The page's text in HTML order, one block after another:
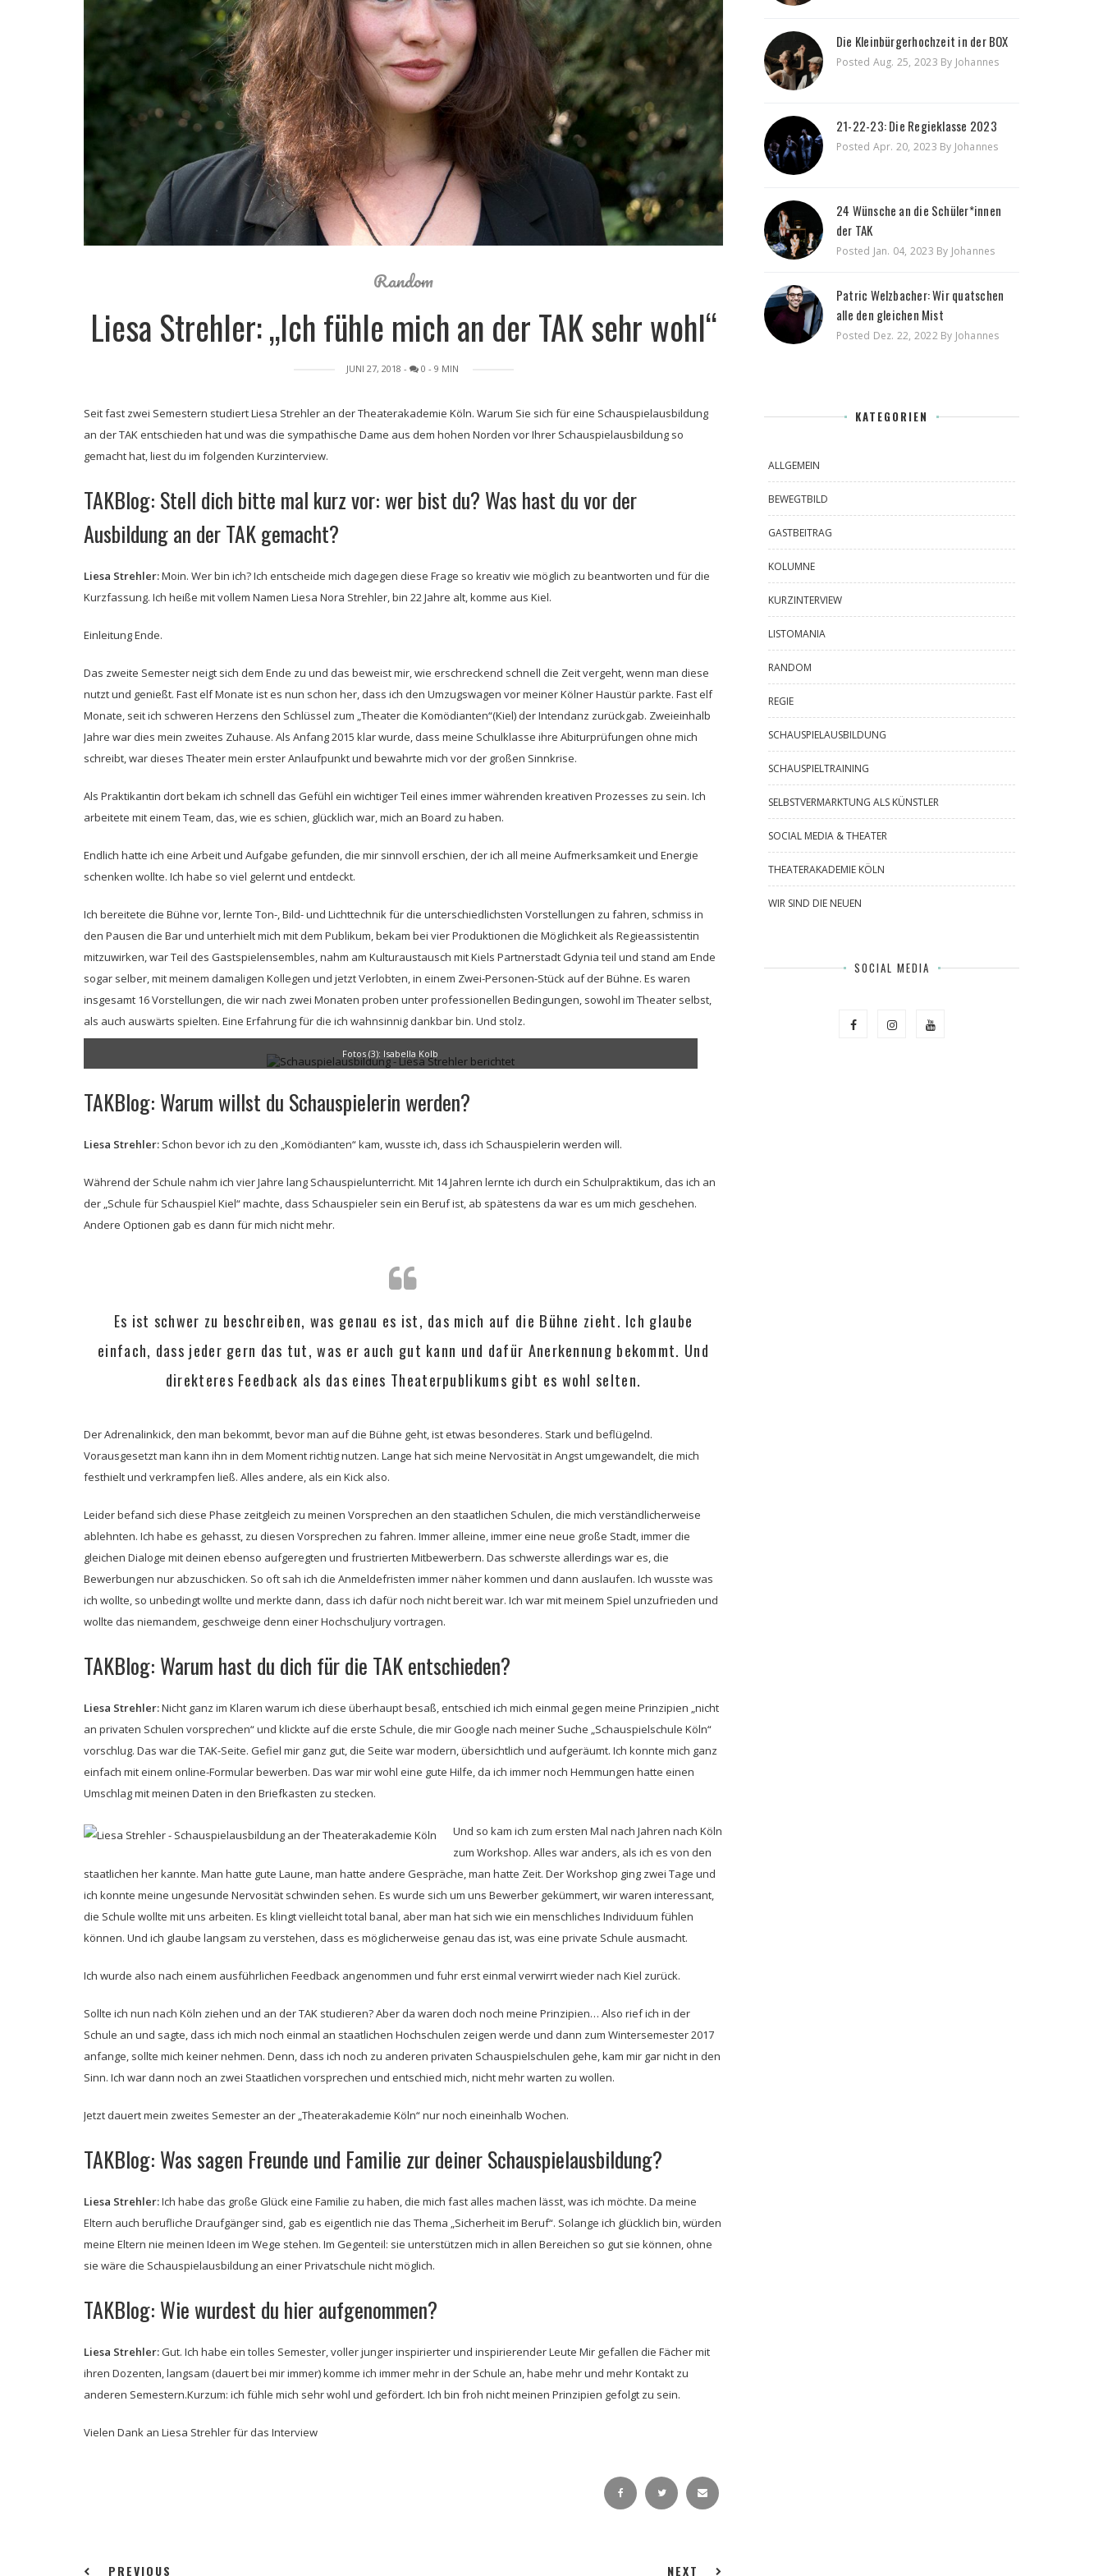
Random
Liesa Strehler: „Ich fühle mich an der TAK sehr wohl“
JUNI 27, 2018 - 0 - 9 MIN
Seit fast zwei Semestern studiert Liesa Strehler an der Theaterakademie Köln. Warum Sie sich für eine Schauspielausbildung
an der TAK entschieden hat und was die sympathische Dame aus dem hohen Norden vor Ihrer Schauspielausbildung so
gemacht hat, liest du im folgenden Kurzinterview.
TAKBlog: Stell dich bitte mal kurz vor: wer bist du? Was hast du vor der
Ausbildung an der TAK gemacht?
Liesa Strehler:Moin. Wer bin ich? Ich entscheide mich dagegen diese Frage so kreativ wie möglich zu beantworten und für die
Kurzfassung. Ich heiße mit vollem Namen Liesa Nora Strehler, bin 22 Jahre alt, komme aus Kiel.
Einleitung Ende.
Das zweite Semester neigt sich dem Ende zu und das beweist mir, wie erschreckend schnell die Zeit vergeht, wenn man diese
nutzt und genießt. Fast elf Monate ist es nun schon her, dass ich den Umzugswagen vor meiner Kölner Haustür parkte. Fast elf
Monate, seit ich schweren Herzens den Schlüssel zum „Theater die Komödianten“(Kiel) der Intendanz zurückgab. Zweieinhalb
Jahre war dies mein zweites Zuhause. Als Anfang 2015 klar wurde, dass meine Schulklasse ihre Abiturprüfungen ohne mich
schreibt, war dieses Theater mein erster Anlaufpunkt und bewahrte mich vor der großen Sinnkrise.
Als Praktikantin dort bekam ich schnell das Gefühl ein wichtiger Teil eines immer währenden kreativen Prozesses zu sein. Ich
arbeitete mit einem Team, das, wie es schien, glücklich war, mich an Board zu haben.
Endlich hatte ich eine Arbeit und Aufgabe gefunden, die mir sinnvoll erschien, der ich all meine Aufmerksamkeit und Energie
schenken wollte. Ich habe so viel gelernt und entdeckt.
Ich bereitete die Bühne vor, lernte Ton-, Bild- und Lichttechnik für die unterschiedlichsten Vorstellungen zu fahren, schmiss in
den Pausen die Bar und unterhielt mich mit dem Publikum, bekam bei vier Produktionen die Möglichkeit als Regieassistentin
mitzuwirken, war Teil des Gastspielensembles, nahm am Kulturaustausch mit Kiels Partnerstadt Gdynia teil und stand am Ende
sogar selber, mit meinem damaligen Kollegen und jetzt Verlobten, in einem Zwei-Personen-Stück auf der Bühne. Es waren
insgesamt 16 Vorstellungen, die wir nach zwei Monaten proben unter professionellen Bedingungen, sowohl im Theater selbst,
als auch auswärts spielten. Eine Erfahrung für die ich wahnsinnig dankbar bin. Und stolz.
Fotos (3): Isabella Kolb
TAKBlog: Warum willst du Schauspielerin werden?
Liesa Strehler: Schon bevor ich zu den „Komödianten“ kam, wusste ich, dass ich Schauspielerin werden will.
Während der Schule nahm ich vier Jahre lang Schauspielunterricht. Mit 14 Jahren lernte ich durch ein Schulpraktikum, das ich an
der „Schule für Schauspiel Kiel“ machte, dass Schauspieler sein ein Beruf ist, ab spätestens da war es um mich geschehen.
Andere Optionen gab es dann für mich nicht mehr.
Es ist schwer zu beschreiben, was genau es ist, das mich auf die Bühne zieht. Ich glaube
einfach, dass jeder gern das tut, was er auch gut kann und dafür Anerkennung bekommt. Und
direkteres Feedback als das eines Theaterpublikums gibt es wohl selten.
Der Adrenalinkick, den man bekommt, bevor man auf die Bühne geht, ist etwas besonderes. Stark und beflügelnd.
Vorausgesetzt man kann ihn in dem Moment richtig nutzen. Lange hat sich meine Nervosität in Angst umgewandelt, die mich
festhielt und verkrampfen ließ. Alles andere, als ein Kick also.
Leider befand sich diese Phase zeitgleich zu meinen Vorsprechen an den staatlichen Schulen, die mich verständlicherweise
ablehnten. Ich habe es gehasst, zu diesen Vorsprechen zu fahren. Immer alleine, immer eine neue große Stadt, immer die
gleichen Dialoge mit deinen ebenso aufgeregten und frustrierten Mitbewerbern. Das schwerste allerdings war es, die
Bewerbungen nur abzuschicken. So oft sah ich die Anmeldefristen immer näher kommen und dann auslaufen. Ich wusste was
ich wollte, so unbedingt wollte und merkte dann, dass ich dafür noch nicht bereit war. Ich war mit meinem Spiel unzufrieden und
wollte das niemandem, geschweige denn einer Hochschuljury vortragen.
TAKBlog: Warum hast du dich für die TAK entschieden?
Liesa Strehler:Nicht ganz im Klaren warum ich diese überhaupt besaß, entschied ich mich einmal gegen meine Prinzipien „nicht
an privaten Schulen vorsprechen“ und klickte auf die erste Schule, die mir Google nach meiner Suche „Schauspielschule Köln“
vorschlug. Das war die TAK-Seite. Gefiel mir ganz gut, die Seite war modern, übersichtlich und aufgeräumt. Ich konnte mich ganz
einfach mit einem online-Formular bewerben. Das war mir wohl eine gute Hilfe, da ich immer noch Hemmungen hatte einen
Umschlag mit meinen Daten in den Briefkasten zu stecken.
Und so kam ich zum ersten Mal nach Jahren nach Köln
zum Workshop. Alles war anders, als ich es von den
staatlichen her kannte. Man hatte gute Laune, man hatte andere Gespräche, man hatte Zeit. Der Workshop ging zwei Tage und
ich konnte meine ungesunde Nervosität schwinden sehen. Es wurde sich um uns Bewerber gekümmert, wir waren interessant,
die Schule wollte mit uns arbeiten. Es klingt vielleicht total banal, aber man hat sich wie ein menschliches Individuum fühlen
können. Und ich glaube langsam zu verstehen, dass es möglicherweise genau das ist, was eine private Schule ausmacht.
Ich wurde also nach einem ausführlichen Feedback angenommen und fuhr erst einmal verwirrt wieder nach Kiel zurück.
Sollte ich nun nach Köln ziehen und an der TAK studieren? Aber da waren doch noch meine Prinzipien… Also rief ich in der
Schule an und sagte, dass ich mich noch einmal an staatlichen Hochschulen zeigen werde und dann zum Wintersemester 2017
anfange, sollte mich keiner nehmen. Denn, dass ich noch zu anderen privaten Schauspielschulen gehe, kam mir gar nicht in den
Sinn. Ich war dann noch an zwei Staatlichen vorsprechen und entschied mich, nicht mehr warten zu wollen.
Jetzt dauert mein zweites Semester an der „Theaterakademie Köln“ nur noch eineinhalb Wochen.
TAKBlog: Was sagen Freunde und Familie zur deiner Schauspielausbildung?
Liesa Strehler:Ich habe das große Glück eine Familie zu haben, die mich fast alles machen lässt, was ich möchte. Da meine
Eltern auch berufliche Draufgänger sind, gab es eigentlich nie das Thema „Sicherheit im Beruf“. Solange ich glücklich bin, würden
meine Eltern nie meinen Ideen im Wege stehen. Im Gegenteil: sie unterstützen mich in allen Bereichen so gut sie können, ohne
sie wäre die Schauspielausbildung an einer Privatschule nicht möglich.
TAKBlog: Wie wurdest du hier aufgenommen?
Liesa Strehler:Gut. Ich habe ein tolles Semester, voller junger inspirierter und inspirierender Leute Mir gefallen die Fächer mit
ihren Dozenten, langsam (dauert bei mir immer) komme ich immer mehr in der Schule an, habe mehr und mehr Kontakt zu
anderen Semestern.Kurzum: ich fühle mich sehr wohl und gefördert. Ich bin froh nicht meinen Prinzipien gefolgt zu sein.
Vielen Dank an Liesa Strehler für das Interview
PREVIOUS NEXT
Die Kleinbürgerhochzeit in der BOX
Posted Aug. 25, 2023 By Johannes
21-22-23: Die Regieklasse 2023
Posted Apr. 20, 2023 By Johannes
24 Wünsche an die Schüler*innen
der TAK
Posted Jan. 04, 2023 By Johannes
Patric Welzbacher: Wir quatschen
alle den gleichen Mist
Posted Dez. 22, 2022 By Johannes
KATEGORIEN
ALLGEMEIN
BEWEGTBILD
GASTBEITRAG
KOLUMNE
KURZINTERVIEW
LISTOMANIA
RANDOM
REGIE
SCHAUSPIELAUSBILDUNG
SCHAUSPIELTRAINING
SELBSTVERMARKTUNG ALS KÜNSTLER
SOCIAL MEDIA & THEATER
THEATERAKADEMIE KÖLN
WIR SIND DIE NEUEN
SOCIAL MEDIA